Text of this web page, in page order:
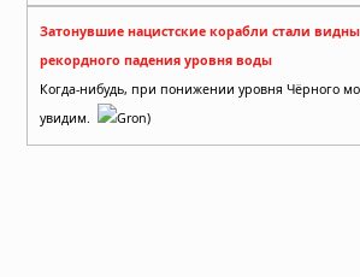
Затонувшие нацистские корабли стали
рекордного падения уровня воды
Когда-нибудь, при понижении уровня Чёрного
увидим.
Gron)